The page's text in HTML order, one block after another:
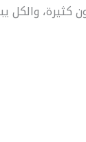
كثيرة،